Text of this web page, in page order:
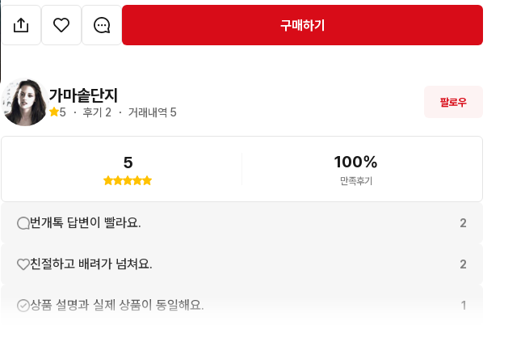
구매하기
가마솥단지
5 ・ 후기 2 ・ 거래내역 5
팔로우
5 100%
만족후기
번개톡 답변이 빨라요. 2
친절하고 배려가 넘쳐요. 2
상품 설명과 실제 상품이 동일해요. 1